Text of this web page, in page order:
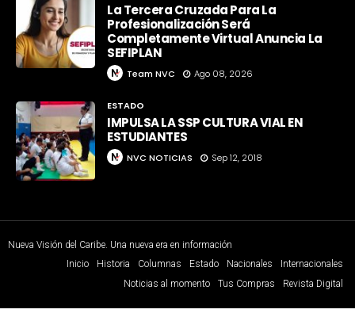
La Tercera Cruzada Para La
Profesionalización Será
Completamente Virtual Anuncia La
SEFIPLAN
Team NVC Ago 08, 2026
ESTADO
IMPULSA LA SSP CULTURA VIAL EN
ESTUDIANTES
NVC NOTICIAS Sep 12, 2018
Nueva Visión del Caribe. Una nueva era en información
Inicio
Historia Columnas Estado Nacionales
Internacionales
Noticias al momento
Tus Compras Revista Digital